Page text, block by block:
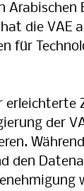
die VAE
für
der
den